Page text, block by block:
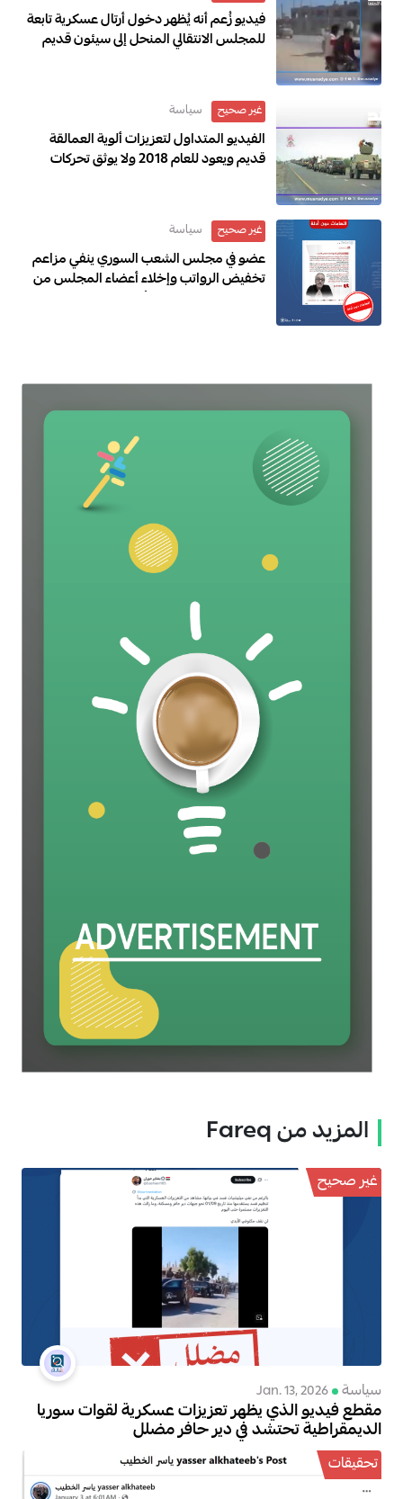
فيديو زُعم أنه يُظهر دخول أرتال عسكرية تابعة
للمجلس الانتقالي المنحل إلى سيئون قديم
غير صحيح سياسة
الفيديو المتداول لتعزيزات ألوية العمالقة
قديم ويعود للعام 2018 ولا يوثق تحركات
غير صحيح سياسة
عضو في مجلس الشعب السوري ينفي مزاعم
تخفيض الرواتب وإخلاء أعضاء المجلس من
المزيد من Fareq
غير صحيح
سياسة Jan. 13, 2026
مقطع فيديو الذي يظهر تعزيزات عسكرية لقوات سوريا
الديمقراطية تحتشد في دير حافر مضلل
تحقيقات